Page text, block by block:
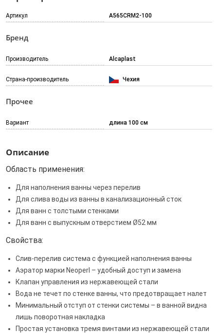
Артикул A565CRM2-100
Бренд
Производитель Alcaplast
Страна-производитель Чехия
Прочее
Вариант длина 100 см
Описание
Область применения:
Для наполнения ванны через перелив
Для слива воды из ванны в канализационный сток
Для ванн с толстыми стенками
Для ванн с выпускным отверстием Ø52 мм
Свойства:
Слив-перелив система с функцией наполнения ванны
Аэратор марки Neoperl – удобный доступ и замена
Клапан управления из нержавеющей стали
Вода не течет по стенке ванны, что предотвращает налет
Минимальный отступ от стенки системы – в ванной видна
лишь поворотная накладка
Простая установка тремя винтами из нержавеющей стали